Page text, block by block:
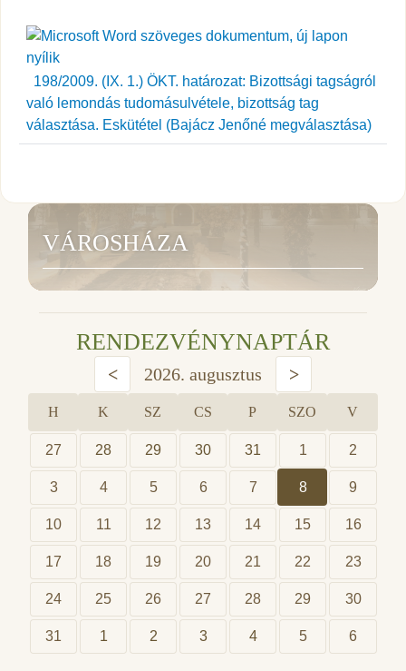
198/2009. (IX. 1.) ÖKT. határozat: Bizottsági tagságról
való lemondás tudomásulvétele, bizottság tag
választása. Eskütétel (Bajácz Jenőné megválasztása)
VÁROSHÁZA
RENDEZVÉNYNAPTÁR
< 2026. augusztus >
H K SZ CS P SZO V
27 28 29 30 31 1 2
3 4 5 6 7 8 9
10 11 12 13 14 15 16
17 18 19 20 21 22 23
24 25 26 27 28 29 30
31 1 2 3 4 5 6